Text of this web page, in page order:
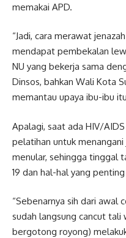
memakai APD.
“Jadi, cara merawat
mendapat pembekalan
NU yang bekerja sama
Dinsos, bahkan Wali Kota
memantau upaya ibu-ibu
Apalagi, saat ada HIV/
pelatihan untuk
menular, sehingga tinggal
19 dan hal-hal yang
“Sebenarnya sih dari awal
sudah langsung cancut
bergotong royong)